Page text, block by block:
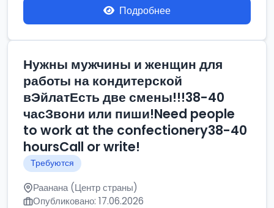
Подробнее
Нужны мужчины и женщин для
работы на кондитерской
вЭйлатЕсть две смены!!!38-40
часЗвони или пиши!Need people
to work at the confectionery38-40
hoursCall or write!
Требуются
Раанана (Центр страны)
Опубликовано: 17.06.2026